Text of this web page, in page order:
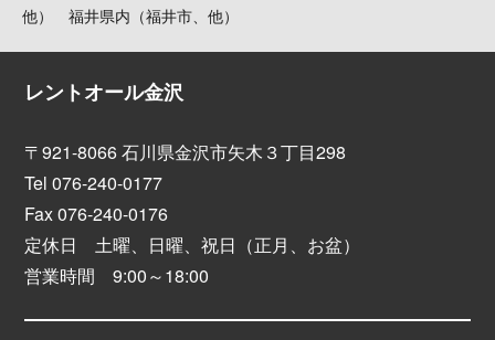
他） 福井県内（福井市、他）
レントオール金沢
〒921-8066 石川県金沢市矢木３丁目298
Tel 076-240-0177
Fax 076-240-0176
定休日 土曜、日曜、祝日（正月、お盆）
営業時間 9:00～18:00